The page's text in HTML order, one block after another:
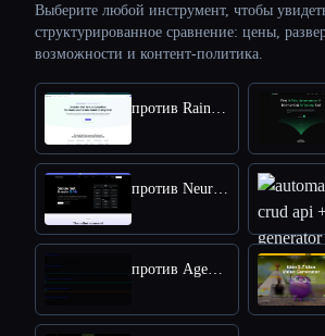
Выберите любой инструмент, чтобы
структурированное сравнение: цены,
возможности и контент-политика.
против Rainforest QA
против NeuralTrust
против AgentStamp